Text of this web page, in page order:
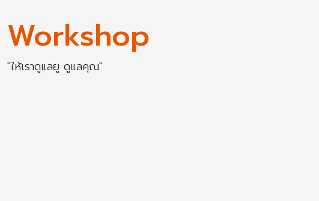
Workshop
"ให้เราดูแลยู ดูแลคุณ"